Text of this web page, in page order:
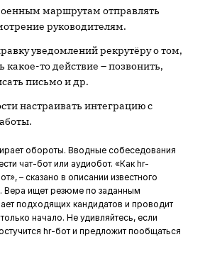
маршрутам отправлять
руководителям.
уведомлений рекрутёру о том,
то действие – позвонить,
письмо и др.
настраивать интеграцию с
обороты. Вводные собеседования
чат-бот или аудиобот. «Как hr-
– сказано в описании известного
. Вера ищет резюме по заданным
подходящих кандидатов и проводит
начало. Не удивляйтесь, если
hr-бот и предложит пообщаться